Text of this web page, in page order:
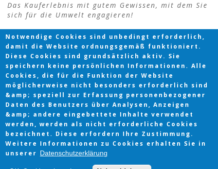
Das Kauferlebnis mit gutem Gewissen, mit dem Sie
sich für die Umwelt engagieren!
Copyright © 2026 | Impressum |Datenschutz
Desktop Version Only
Notwendige Cookies sind unbedingt erforderlich,
damit die Website ordnungsgemäß funktioniert.
Diese Cookies sind grundsätzlich aktiv. Sie
speichern keine persönlichen Informationen. Alle
Cookies, die für die Funktion der Website
möglicherweise nicht besonders erforderlich sind
&amp; speziell zur Erfassung personenbezogener
Daten des Benutzers über Analysen, Anzeigen
&amp; andere eingebettete Inhalte verwendet
werden, werden als nicht erforderliche Cookies
bezeichnet. Diese erfordern Ihre Zustimmung.
Weitere Informationen zu Cookies erhalten Sie in
unserer Datenschutzerklärung